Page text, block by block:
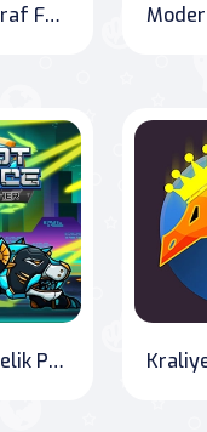
Sualtı Fotoğraf Farkları
Kahraman Çelik Panter: Canavarların Tehdidi